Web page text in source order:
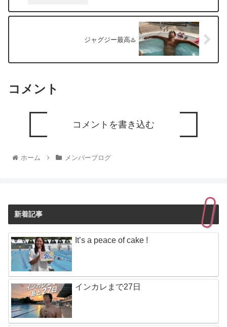
ジャグジー最高♨️
コメント
コメントを書き込む
ホーム メンバーブログ
新着記事
It’s a peace of cake !
インカレまで27日